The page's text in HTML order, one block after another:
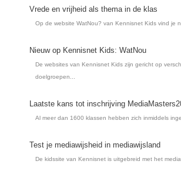
Vrede en vrijheid als thema in de klas
Op de website WatNou? van Kennisnet Kids vind je
Nieuw op Kennisnet Kids: WatNou
De websites van Kennisnet Kids zijn gericht op
doelgroepen...
Laatste kans tot inschrijving
Al meer dan 1600 klassen hebben zich inmiddels
Test je mediawijsheid in mediawijsland
De kidssite van Kennisnet is uitgebreid met het